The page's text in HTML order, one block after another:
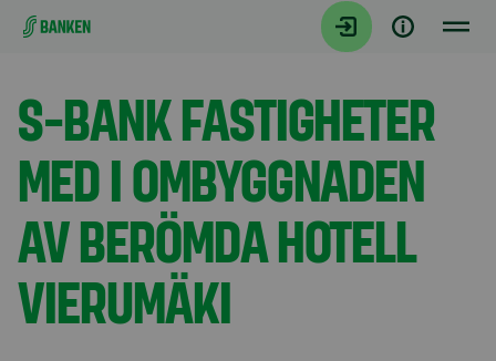
Gå direkt till innehållet
Aktuellt
S-BANK FASTIGHETER
MED I OMBYGGNADEN
AV BERÖMDA HOTELL
VIERUMÄKI